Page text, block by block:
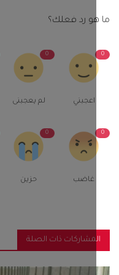
رد فعلك؟
لم يعجبنى
ذات الصلة